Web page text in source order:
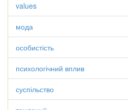
values
мода
особистість
психологічний вплив
суспільство